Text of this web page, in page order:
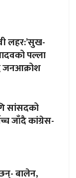
लहर:’सुख-
पल्ला
जनआक्रोश
सांसदको
जाँदै कांग्रेस-
बालेन,